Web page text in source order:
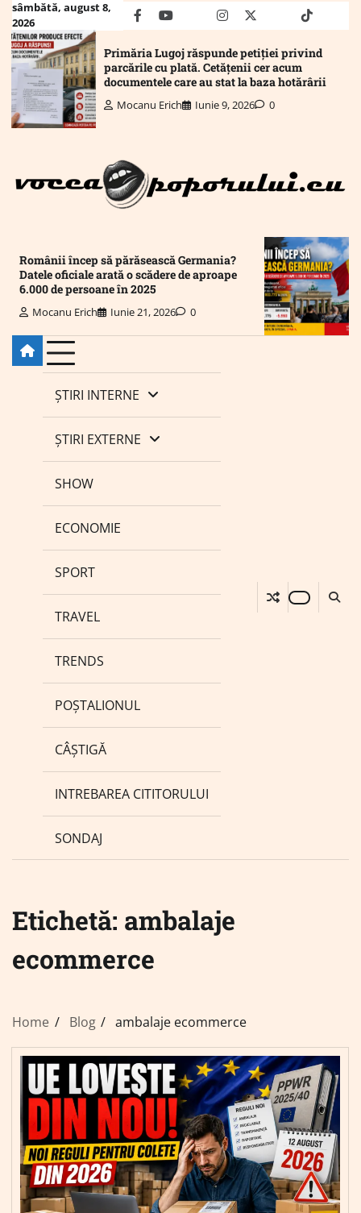
Skip
content
sâmbătă, august 8,
2026
facebookyoutubeMailinstagram
twitter truthtiktok
Primăria Lugoj răspunde petiției privind
parcările cu plată. Cetățenii cer acum
documentele care au stat la baza hotărârii
Mocanu Erich Iunie 9, 2026 0
Românii încep să părăsească Germania?
Datele oficiale arată o scădere de aproape
6.000 de persoane în 2025
Mocanu Erich Iunie 21, 2026 0
ȘTIRI INTERNE
ȘTIRI EXTERNE
SHOW
ECONOMIE
SPORT
TRAVEL
TRENDS
POȘTALIONUL
CÂȘTIGĂ
INTREBAREA CITITORULUI
SONDAJ
Etichetă: ambalaje
ecommerce
Home Blog ambalaje ecommerce